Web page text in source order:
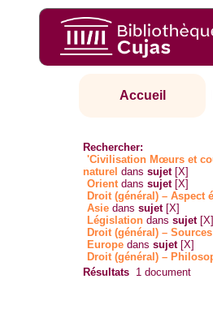
Accueil
Rechercher:
'Civilisation Mœurs et
naturel danssujet [X]
Orientdanssujet [X]
Droit (général) – Aspect
Asie danssujet [X]
Législation danssujet [X]
Droit (général) – Sources
Europe danssujet [X]
Droit (général) –
Résultats 1 document